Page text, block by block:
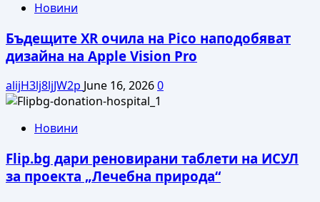
Новини
Бъдещите XR очила на Pico наподобяват
дизайна на Apple Vision Pro
alijH3lj8ljJW2p June 16, 20260
Новини
Flip.bg дари реновирани таблети на ИСУЛ
за проекта „Лечебна природа“